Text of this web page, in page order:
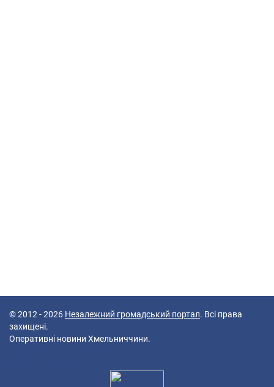
© 2012 - 2026 Незалежний громадський портал. Всі права
захищені.
Оперативні новини Хмельниччини.